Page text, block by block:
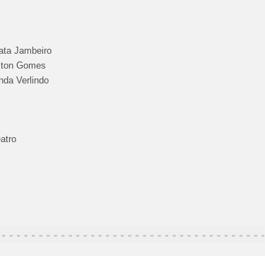
Jambeiro
Gomes
Verlindo